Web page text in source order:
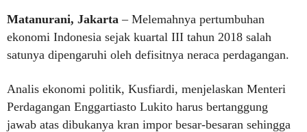
Matanurani, Jakarta – Melemahnya pertumbuhan
ekonomi Indonesia sejak kuartal III tahun 2018 salah
satunya dipengaruhi oleh defisitnya neraca perdagangan.
Analis ekonomi politik, Kusfiardi, menjelaskan Menteri
Perdagangan Enggartiasto Lukito harus bertanggung
jawab atas dibukanya kran impor besar-besaran sehingga